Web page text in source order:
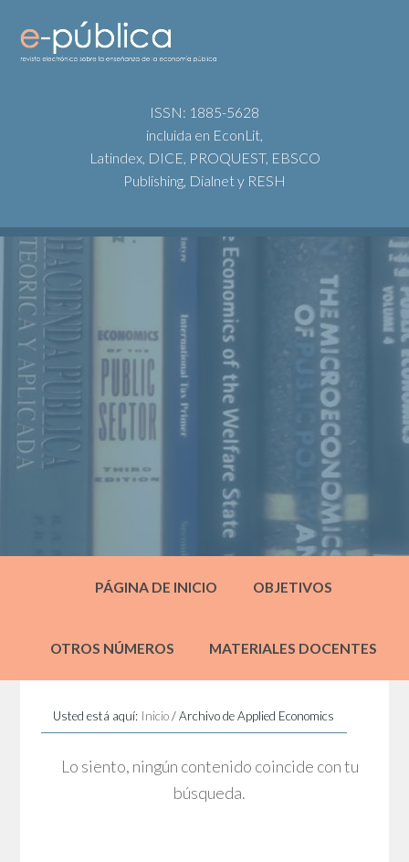
ISSN: 1885-5628
incluida en EconLit,
Latindex, DICE, PROQUEST, EBSCO
Publishing, Dialnet y RESH
PÁGINA DE INICIO OBJETIVOS
OTROS NÚMEROS MATERIALES DOCENTES
Usted está aquí: Inicio /Archivo de Applied Economics
Lo siento, ningún contenido coincide con tu
búsqueda.